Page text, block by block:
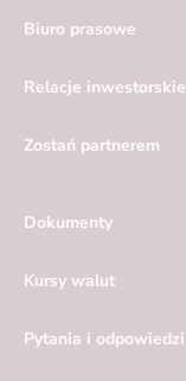
Biuro prasowe
Relacje inwestorskie
Zostań partnerem
Dokumenty
Kursy walut
Pytania i odpowiedzi